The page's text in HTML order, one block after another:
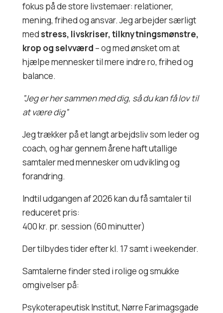
fokus på de store livstemaer: relationer,
mening, frihed og ansvar. Jeg arbejder særligt
med stress, livskriser, tilknytningsmønstre,
krop og selvværd – og med ønsket om at
hjælpe mennesker til mere indre ro, frihed og
balance.
”Jeg er her sammen med dig, så du kan få lov til
at være dig”
Jeg trækker på et langt arbejdsliv som leder og
coach, og har gennem årene haft utallige
samtaler med mennesker om udvikling og
forandring.
Indtil udgangen af 2026 kan du få samtaler til
reduceret pris:
400 kr. pr. session (60 minutter)
Der tilbydes tider efter kl. 17 samt i weekender.
Samtalerne finder sted i rolige og smukke
omgivelser på:
Psykoterapeutisk Institut, Nørre Farimagsgade